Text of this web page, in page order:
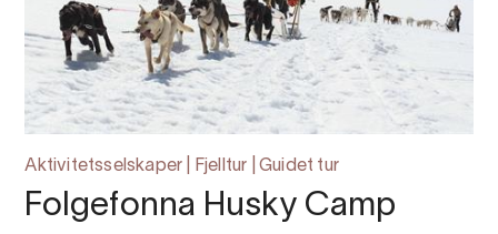
Aktivitetsselskaper | Fjelltur | Guidet tur
Folgefonna Husky Camp